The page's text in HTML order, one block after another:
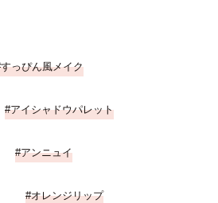
すっぴん風メイク
アイシャドウパレット
アンニュイ
オレンジリップ